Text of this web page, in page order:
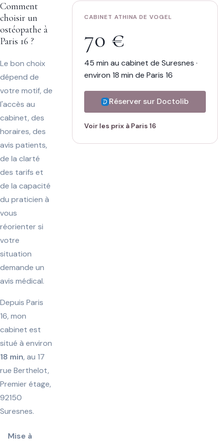
Comment
choisir un
ostéopathe à
Paris 16 ?
Le bon choix
dépend de
votre motif, de
l'accès au
cabinet, des
horaires, des
avis patients,
de la clarté
des tarifs et
de la capacité
du praticien à
vous
réorienter si
votre
situation
demande un
avis médical.
Depuis Paris
16, mon
cabinet est
situé à environ
18 min, au 17
rue Berthelot,
Premier étage,
92150
Suresnes.
Mise à
CABINET ATHINA DE VOGEL
70 €
45 min au cabinet de Suresnes ·
environ 18 min de Paris 16
Réserver sur Doctolib
Voir les prix à Paris 16